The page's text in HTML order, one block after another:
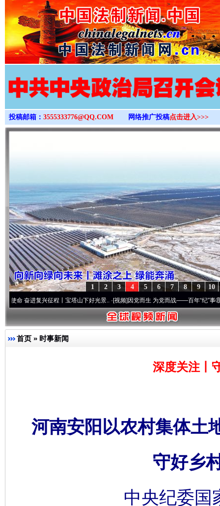
>
投稿邮箱： 3555333776@QQ.COM 网络推广投稿点击进入>>>
10
9
8
7
6
5
4
3
2
1
复兴征程丨宝塔山下好光景..·[视频]因党而生 为党而战——百年“纪”事⑧加强纪律..
首页 » 时事新闻
深度关注丨
河南安阳以农村集体土
守好乡
中央纪委国